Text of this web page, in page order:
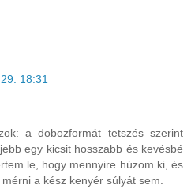
18:31
a dobozformát tetszés szerint
egy kicsit hosszabb és kevésbé
le, hogy mennyire húzom ki, és
a kész kenyér súlyát sem.